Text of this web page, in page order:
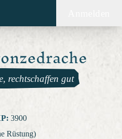
rechtschaffen gut
3900
Rüstung)